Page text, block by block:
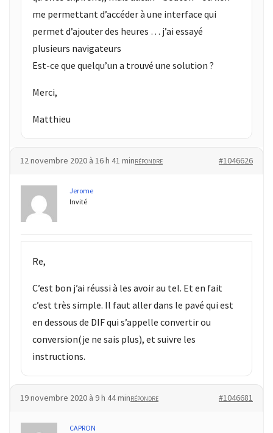
me permettant d’accéder à une interface qui
permet d’ajouter des heures … j’ai essayé
plusieurs navigateurs
Est-ce que quelqu’un a trouvé une solution ?
Merci,
Matthieu
12 novembre 2020 à 16 h 41 min #1046626
RÉPONDRE
Jerome
Invité
Re,
C’est bon j’ai réussi à les avoir au tel. Et en fait
c’est très simple. Il faut aller dans le pavé qui est
en dessous de DIF qui s’appelle convertir ou
conversion(je ne sais plus), et suivre les
instructions.
19 novembre 2020 à 9 h 44 min #1046681
RÉPONDRE
CAPRON